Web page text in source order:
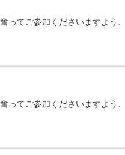
ってご参加くださいますよう
ってご参加くださいますよう